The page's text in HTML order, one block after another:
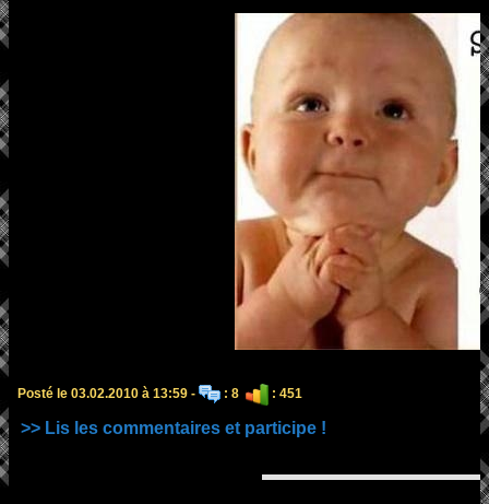
Posté le 03.02.2010 à 13:59 - : 8 : 451
>> Lis les commentaires et participe !